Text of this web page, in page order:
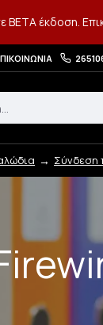
BETA έκδοση.
Σύνδεση